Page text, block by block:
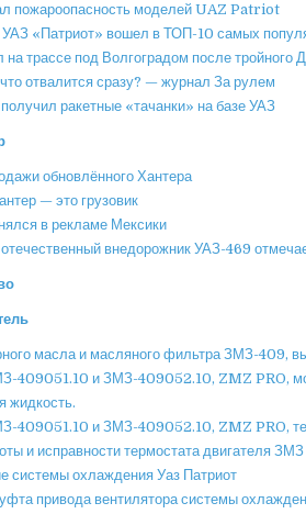
пожароопасность моделей UAZ Patriot
УАЗ «Патриот» вошел в ТОП-10 самых
трассе под Волгоградом после тройного
отвалится сразу? — журнал За рулем
ракетные «тачанки» на базе УАЗ
обновлённого Хантера
— это грузовик
в рекламе Мексики
внедорожник УАЗ-469
масла и масляного фильтра ЗМЗ-409,
409051.10 и ЗМЗ-409052.10, ZMZ PRO,
жидкость.
409051.10 и ЗМЗ-409052.10, ZMZ PRO,
и исправности термостата двигателя
системы охлаждения Уаз Патриот
привода вентилятора системы